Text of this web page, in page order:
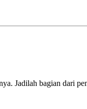
Jadilah bagian dari